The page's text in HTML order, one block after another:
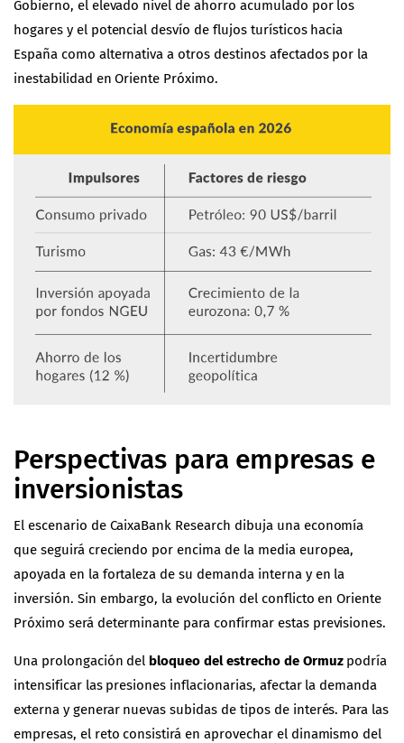
Gobierno, el elevado nivel de ahorro acumulado por los
hogares y el potencial desvío de flujos turísticos hacia
España como alternativa a otros destinos afectados por la
inestabilidad en Oriente Próximo.
Perspectivas para empresas e
inversionistas
El escenario de CaixaBank Research dibuja una economía
que seguirá creciendo por encima de la media europea,
apoyada en la fortaleza de su demanda interna y en la
inversión. Sin embargo, la evolución del conflicto en Oriente
Próximo será determinante para confirmar estas previsiones.
Una prolongación del bloqueo del estrecho de Ormuzpodría
intensificar las presiones inflacionarias, afectar la demanda
externa y generar nuevas subidas de tipos de interés. Para las
empresas, el reto consistirá en aprovechar el dinamismo del